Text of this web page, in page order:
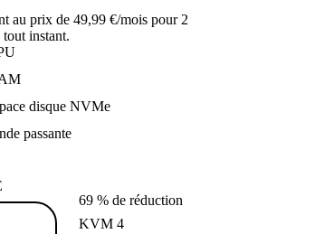
au prix de 49,99 €/mois pour 2
instant.
disque NVMe
passante
69 % de réduction
KVM 4